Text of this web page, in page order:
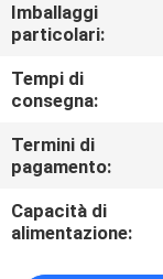
RICHIEDA
UNA
CITAZIONE
MAPPA
DEL
Imballaggi
particolari:
Tempi di
consegna:
Termini di
pagamento:
Capacità di
alimentazione: